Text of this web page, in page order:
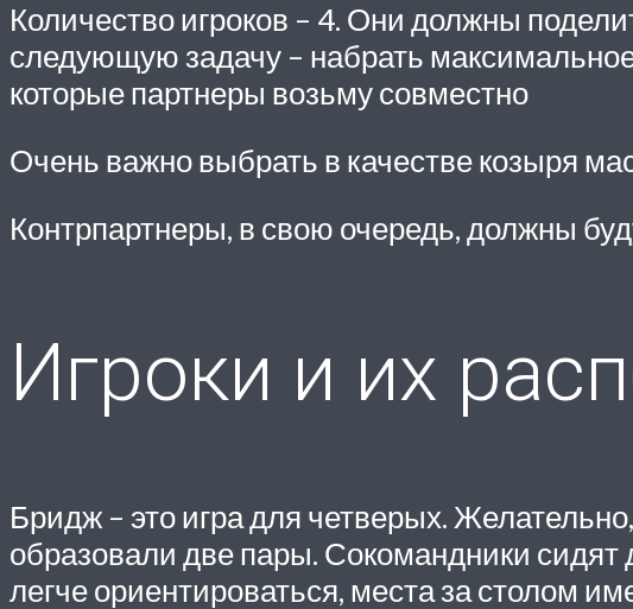
Количество игроков – 4. Они должны
следующую задачу – набрать максимальное
которые партнеры возьму совместно
Очень важно выбрать в качестве козыря
Контрпартнеры, в свою очередь, должны
Игроки и их
Бридж – это игра для четверых.
образовали две пары. Сокомандники
легче ориентироваться, места за столом